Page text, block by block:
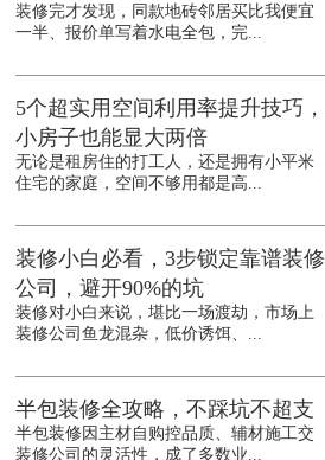
装修完才发现，同款地砖邻居买比我便宜
一半、报价单写着水电全包，完...
5个超实用空间利用率提升技巧，
小房子也能显大两倍
无论是租房住的打工人，还是拥有小平米
住宅的家庭，空间不够用都是高...
装修小白必看，3步锁定靠谱装修
公司，避开90%的坑
装修对小白来说，堪比一场渡劫，市场上
装修公司鱼龙混杂，低价诱饵、...
半包装修全攻略，不踩坑不超支
半包装修因主材自购控品质、辅材施工交
装修公司的灵活性，成了多数业...